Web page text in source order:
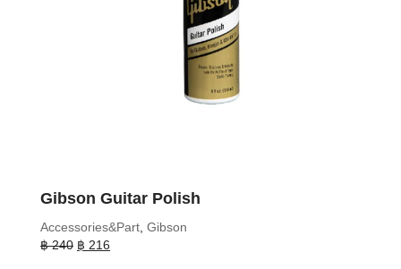
Gibson Guitar Polish
Accessories&Part, Gibson
฿240 Original
฿ 216